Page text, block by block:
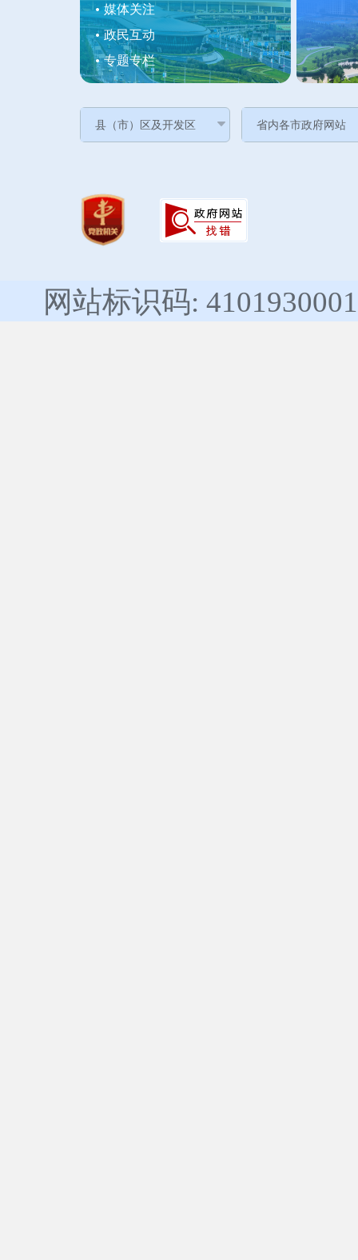
媒体关注
政民互动
专题专栏
网站标识码: 4101930001